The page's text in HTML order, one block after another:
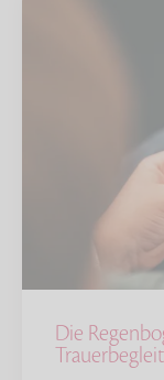
Die